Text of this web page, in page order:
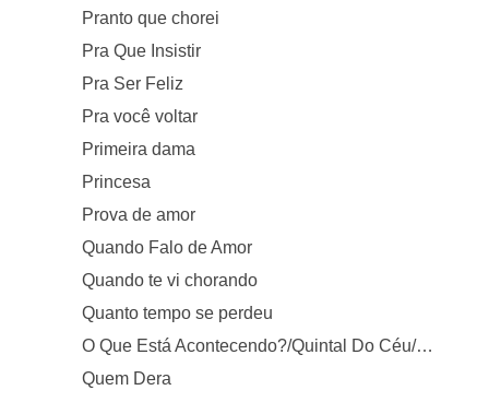
Pranto que chorei
Pra Que Insistir
Pra Ser Feliz
Pra você voltar
Primeira dama
Princesa
Prova de amor
Quando Falo de Amor
Quando te vi chorando
Quanto tempo se perdeu
O Que Está Acontecendo?/Quintal Do Céu/Nossas Raízes
Quem Dera